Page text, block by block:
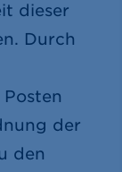
dieser
Durch
der
den